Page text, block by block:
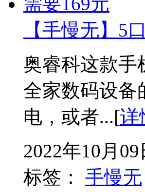
【手慢无】5
奥睿科这款手
全家数码设备
电，或者...[详
2022年10月09
标签：
手慢无